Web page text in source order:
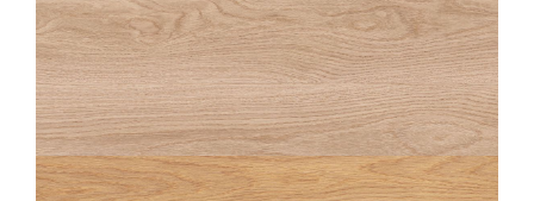
OAKA
BLANCHI STRUTTURATO ANTISDRUCCIOLO
20X120